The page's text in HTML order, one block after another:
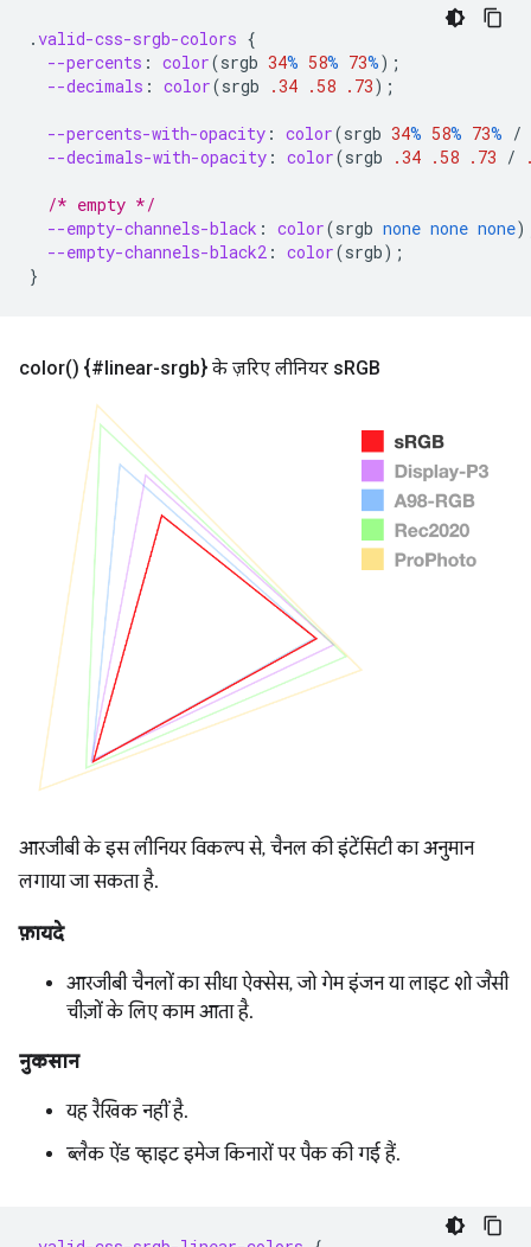
.valid-css-srgb-colors {
--percents : color(srgb 34% 58% 73%);
--decimals : color(srgb .34 .58 .73);
--percents-with-opacity : color(srgb 34% 58% 73% /
--decimals-with-opacity : color(srgb .34 .58 .73 /
/* empty */
--empty-channels-black : color(srgb none none none
--empty-channels-black2 : color(srgb);
}
color() {#linear-srgb} के ज़रिए लीनियर s RGB
आरजीबी के इस लीनियर विकल्प से, चैनल की इंटेंसिटी का अनुमान
लगाया जा सकता है.
फ़ायदे
आरजीबी चैनलों का सीधा ऐक्सेस, जो गेम इंजन या लाइट शो जैसी
चीज़ों के लिए काम आता है.
नुकसान
यह रैखिक नहीं है.
ब्लैक ऐंड व्हाइट इमेज किनारों पर पैक की गई हैं.